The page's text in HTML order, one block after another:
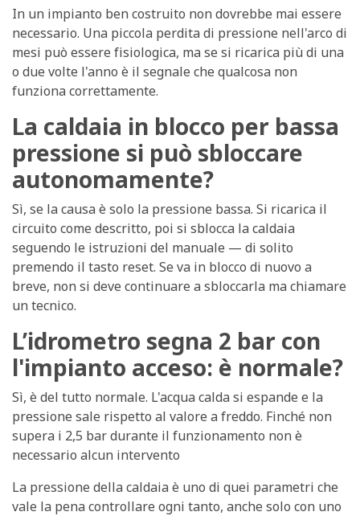
In un impianto ben costruito non dovrebbe mai essere
necessario. Una piccola perdita di pressione nell'arco di
mesi può essere fisiologica, ma se si ricarica più di una
o due volte l'anno è il segnale che qualcosa non
funziona correttamente.
La caldaia in blocco per bassa
pressione si può sbloccare
autonomamente?
Sì, se la causa è solo la pressione bassa. Si ricarica il
circuito come descritto, poi si sblocca la caldaia
seguendo le istruzioni del manuale — di solito
premendo il tasto reset. Se va in blocco di nuovo a
breve, non si deve continuare a sbloccarla ma chiamare
un tecnico.
L’idrometro segna 2 bar con
l'impianto acceso: è normale?
Sì, è del tutto normale. L'acqua calda si espande e la
pressione sale rispetto al valore a freddo. Finché non
supera i 2,5 bar durante il funzionamento non è
necessario alcun intervento
La pressione della caldaia è uno di quei parametri che
vale la pena controllare ogni tanto, anche solo con uno